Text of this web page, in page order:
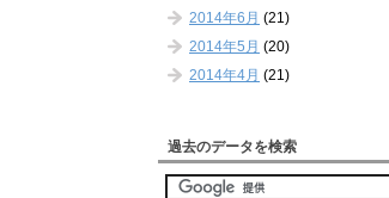
2014年6月 (21)
2014年5月 (20)
2014年4月 (21)
過去のデータを検索